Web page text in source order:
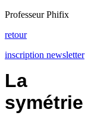
Professeur Phifix
retour
inscription newsletter
La
symétrie